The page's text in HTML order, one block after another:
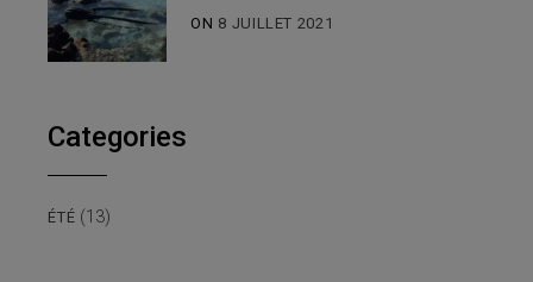
ON 8 JUILLET 2021
Categories
ÉTÉ (13)